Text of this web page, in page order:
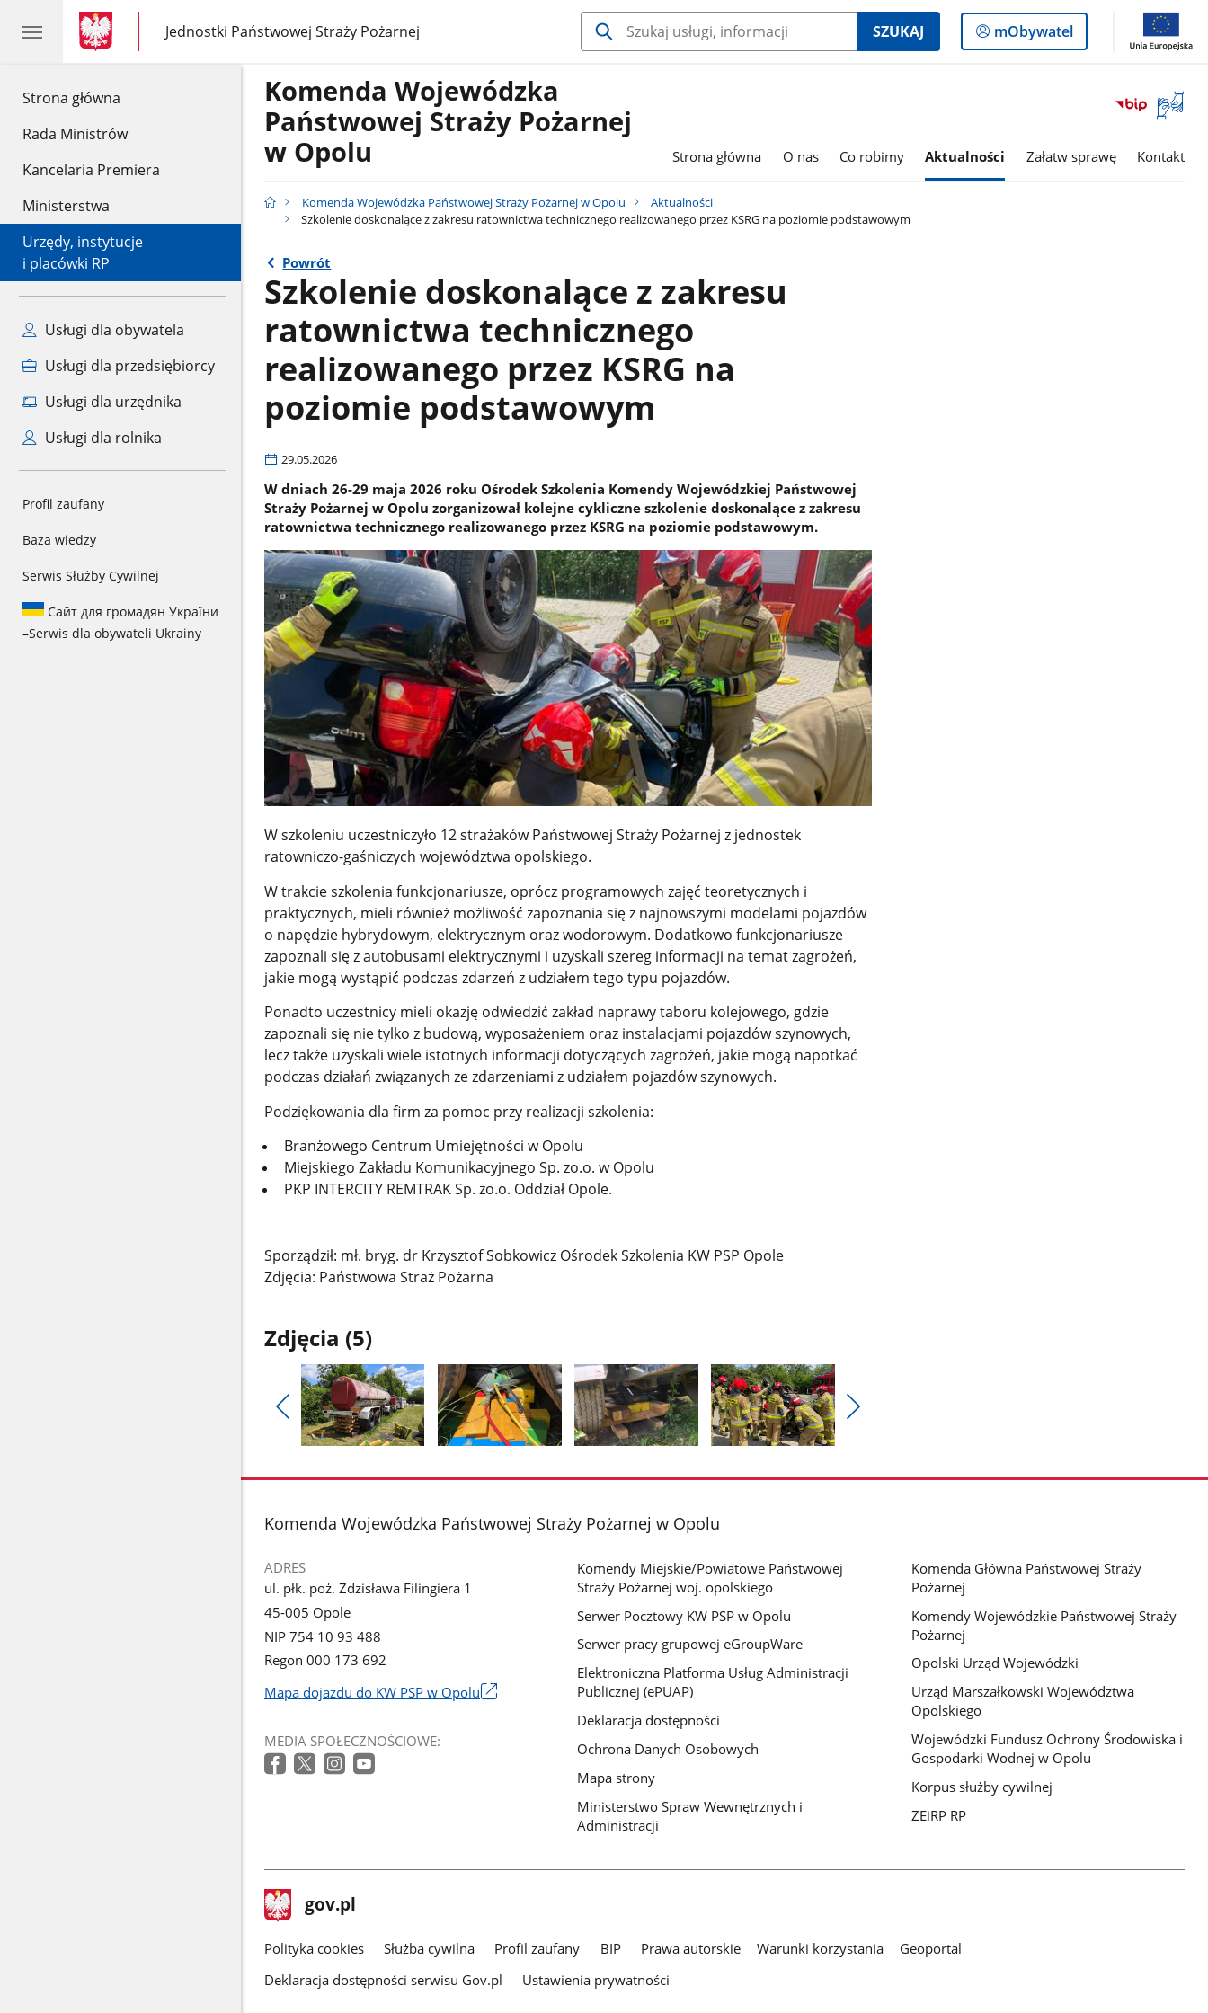
Strona główna
Rada Ministrów
Kancelaria Premiera
Ministerstwa
Urzędy, instytucje
i placówki RP
Usługi dla obywatela
Usługi dla przedsiębiorcy
Usługi dla urzędnika
Usługi dla rolnika
Profil zaufany
Baza wiedzy
Serwis Służby Cywilnej
Сайт для громадян України
–Serwis dla obywateli Ukrainy
gov.pl
gov.pl
Jednostki Państwowej Straży Pożarnej
gov.pl
Jednostki
Państwowej
SZUKAJ
Logowanie
do
mObywatel
Otwórz
okno
Komenda Wojewódzka
Państwowej Straży Pożarnej
w Opolu
Strona główna O nas Co robimy Aktualności Załatw sprawę Kontakt
Komenda Wojewódzka Państwowej Straży Pożarnej w Opolu
Aktualności
Szkolenie doskonalące z zakresu ratownictwa technicznego realizowanego przez KSRG na poziomie podstawowym
Powrót
Szkolenie doskonalące z zakresu
ratownictwa technicznego
realizowanego przez KSRG na
poziomie podstawowym
29.05.2026
W dniach 26-29 maja 2026 roku Ośrodek Szkolenia Komendy Wojewódzkiej Państwowej
Straży Pożarnej w Opolu zorganizował kolejne cykliczne szkolenie doskonalące z zakresu
ratownictwa technicznego realizowanego przez KSRG na poziomie podstawowym.
W szkoleniu uczestniczyło 12 strażaków Państwowej Straży Pożarnej z jednostek
ratowniczo-gaśniczych województwa opolskiego.
W trakcie szkolenia funkcjonariusze, oprócz programowych zajęć teoretycznych i
praktycznych, mieli również możliwość zapoznania się z najnowszymi modelami pojazdów
o napędzie hybrydowym, elektrycznym oraz wodorowym. Dodatkowo funkcjonariusze
zapoznali się z autobusami elektrycznymi i uzyskali szereg informacji na temat zagrożeń,
jakie mogą wystąpić podczas zdarzeń z udziałem tego typu pojazdów.
Ponadto uczestnicy mieli okazję odwiedzić zakład naprawy taboru kolejowego, gdzie
zapoznali się nie tylko z budową, wyposażeniem oraz instalacjami pojazdów szynowych,
lecz także uzyskali wiele istotnych informacji dotyczących zagrożeń, jakie mogą napotkać
podczas działań związanych ze zdarzeniami z udziałem pojazdów szynowych.
Podziękowania dla firm za pomoc przy realizacji szkolenia:
Branżowego Centrum Umiejętności w Opolu
Miejskiego Zakładu Komunikacyjnego Sp. zo.o. w Opolu
PKP INTERCITY REMTRAK Sp. zo.o. Oddział Opole.
Sporządził: mł. bryg. dr Krzysztof Sobkowicz Ośrodek Szkolenia KW PSP Opole
Zdjęcia: Państwowa Straż Pożarna
Zdjęcia (5)
Pokaż
poprzednie
galerii.
galerii.
galerii.
galerii.
stopka
Komenda Wojewódzka Państwowej Straży Pożarnej w Opolu
ADRES
ul. płk. poż. Zdzisława Filingiera 1
45-005 Opole
NIP 754 10 93 488
Regon 000 173 692
Mapa dojazdu do KW PSP w Opolu
się
w
MEDIA SPOŁECZNOŚCIOWE:
Komendy Miejskie/Powiatowe Państwowej
Straży Pożarnej woj. opolskiego
Serwer Pocztowy KW PSP w Opolu
Serwer pracy grupowej eGroupWare
Elektroniczna Platforma Usług Administracji
Publicznej (ePUAP)
Deklaracja dostępności
Ochrona Danych Osobowych
Mapa strony
Ministerstwo Spraw Wewnętrznych i
Administracji
Komenda Główna Państwowej Straży
Pożarnej
Komendy Wojewódzkie Państwowej Straży
Pożarnej
Opolski Urząd Wojewódzki
Urząd Marszałkowski Województwa
Opolskiego
Wojewódzki Fundusz Ochrony Środowiska i
Gospodarki Wodnej w Opolu
Korpus służby cywilnej
ZEiRP RP
stopka
gov.pl Strona
gov.pl
gov.pl
Polityka cookies Służba cywilna Profil zaufany BIP Prawa autorskie Warunki korzystania
Geoportal
Deklaracja dostępności serwisu Gov.pl
Ustawienia prywatności